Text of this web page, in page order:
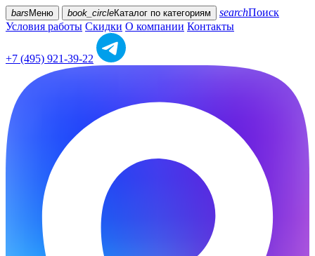
bars Меню book_circleКаталог по категориям searchПоиск
Условия работы Скидки О компании Контакты
+7 (495) 921-39-22